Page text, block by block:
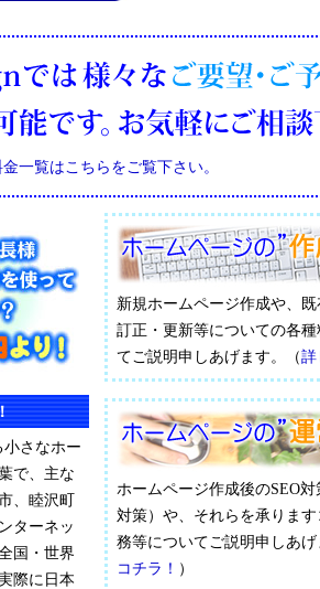
一覧はこちらをご覧下さい。
小さなホー
で、主な
、睦沢町
ターネッ
国・世界
際に日本
新規ホームページ作成や、
訂正・更新等についての各
てご説明申しあげます。（詳
ホームページ作成後のSEO
対策）や、それらを承りま
務等についてご説明申しあげ
コチラ！ ）